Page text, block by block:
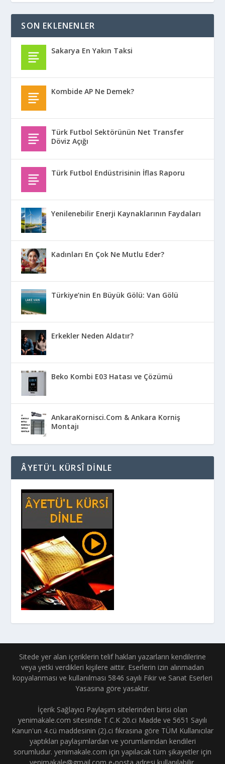
SON EKLENENLER
Sakarya En Yakın Taksi
Kombide AP Ne Demek?
Türk Futbol Sektörünün Net Transfer
Döviz Açığı
Türk Futbol Endüstrisinin İflas Raporu
Yenilenebilir Enerji Kaynaklarının Faydaları
Kadınları En Çok Ne Mutlu Eder?
Türkiye’nin En Büyük Gölü: Van Gölü
Erkekler Neden Aldatır?
Beko Kombi E03 Hatası ve Çözümü
AnkaraKornisci.Com & Ankara Korniş
Montajı
ÂYETÜ’L KÜRSÎ DINLE
Sitede yer alan içeriklerin telif hakları yazarların kendilerine
veya yetki verdikleri kişilere aittir. Eserlerin izin alınmadan
kopyalanması ve kullanılması 5846 sayılı Fikir ve Sanat Eserleri
Yasasına göre yasaktır.
İçerik Sağlayıcı Paylaşım sitelerinden birisi olan
yenimakale.com sitesinde T.C.K 20.ci Madde ve 5651 Sayılı
Kanun'un 4.cü maddesinin (2).ci fıkrasına göre TÜM Kullanıcılar
yaptıkları paylaşımlardan ve yorumlarından kendileri
sorumludur. yenimakale.com için yapılacak tüm şikayetler için